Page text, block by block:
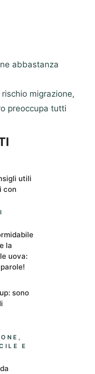
abbastanza
migrazione,
preoccupa tutti
utili
con
la
uova:
sono
,
E